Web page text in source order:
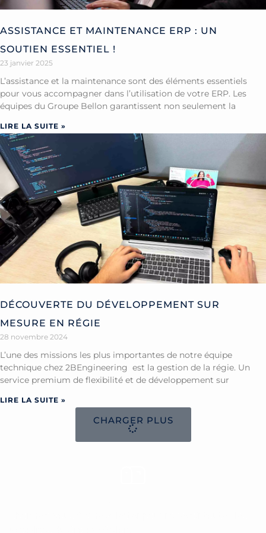
ASSISTANCE ET MAINTENANCE ERP : UN
SOUTIEN ESSENTIEL !
23 janvier 2025
L’assistance et la maintenance sont des éléments essentiels
pour vous accompagner dans l’utilisation de votre ERP. Les
équipes du Groupe Bellon garantissent non seulement la
LIRE LA SUITE »
DÉCOUVERTE DU DÉVELOPPEMENT SUR
MESURE EN RÉGIE
28 novembre 2024
L’une des missions les plus importantes de notre équipe
technique chez 2BEngineering est la gestion de la régie. Un
service premium de flexibilité et de développement sur
LIRE LA SUITE »
CHARGER PLUS